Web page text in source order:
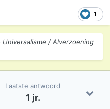
1
Universalisme / Alverzoening
Laatste antwoord
1 jr.